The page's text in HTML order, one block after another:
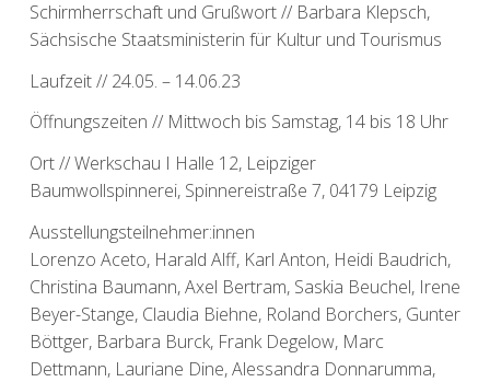
Schirmherrschaft und Grußwort // Barbara Klepsch,
Sächsische Staatsministerin für Kultur und Tourismus
Laufzeit // 24.05. – 14.06.23
Öffnungszeiten // Mittwoch bis Samstag, 14 bis 18 Uhr
Ort // Werkschau I Halle 12, Leipziger
Baumwollspinnerei, Spinnereistraße 7, 04179 Leipzig
Ausstellungsteilnehmer:innen
Lorenzo Aceto, Harald Alff, Karl Anton, Heidi Baudrich,
Christina Baumann, Axel Bertram, Saskia Beuchel, Irene
Beyer-Stange, Claudia Biehne, Roland Borchers, Gunter
Böttger, Barbara Burck, Frank Degelow, Marc
Dettmann, Lauriane Dine, Alessandra Donnarumma,